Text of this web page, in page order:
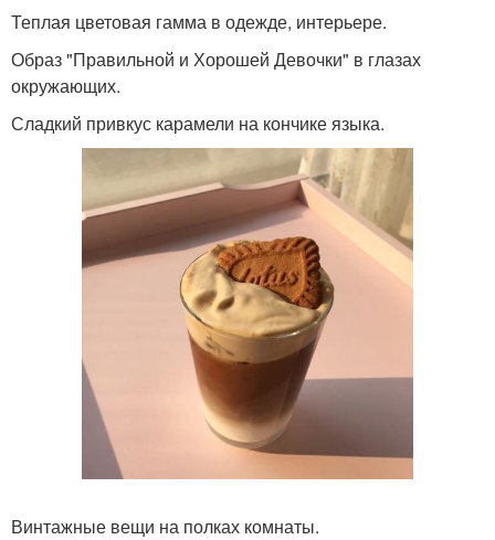
Теплая цветовая гамма в одежде, интерьере.
Образ "Правильной и Хорошей Девочки" в глазах
окружающих.
Сладкий привкус карамели на кончике языка.
Винтажные вещи на полках комнаты.